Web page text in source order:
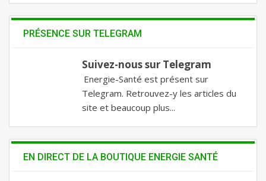
PRÉSENCE SUR TELEGRAM
Suivez-nous sur Telegram
Energie-Santé est présent sur
Telegram. Retrouvez-y les articles du
site et beaucoup plus...
EN DIRECT DE LA BOUTIQUE ENERGIE SANTÉ